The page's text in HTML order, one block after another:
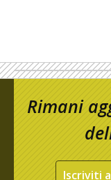
Rimani
Iscriviti